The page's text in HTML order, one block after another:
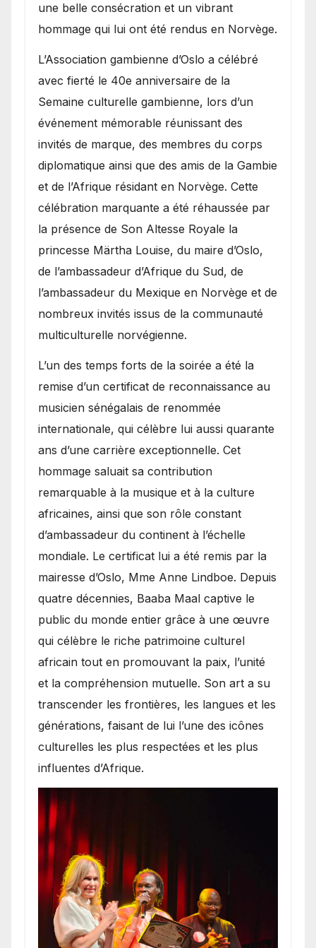
une belle consécration et un vibrant
hommage qui lui ont été rendus en Norvège.
​L’Association gambienne d’Oslo a célébré
avec fierté le 40e anniversaire de la
Semaine culturelle gambienne, lors d’un
événement mémorable réunissant des
invités de marque, des membres du corps
diplomatique ainsi que des amis de la Gambie
et de l’Afrique résidant en Norvège. Cette
célébration marquante a été réhaussée par
la présence de Son Altesse Royale la
princesse Märtha Louise, du maire d’Oslo,
de l’ambassadeur d’Afrique du Sud, de
l’ambassadeur du Mexique en Norvège et de
nombreux invités issus de la communauté
multiculturelle norvégienne.
​L’un des temps forts de la soirée a été la
remise d’un certificat de reconnaissance au
musicien sénégalais de renommée
internationale, qui célèbre lui aussi quarante
ans d’une carrière exceptionnelle. Cet
hommage saluait sa contribution
remarquable à la musique et à la culture
africaines, ainsi que son rôle constant
d’ambassadeur du continent à l’échelle
mondiale. Le certificat lui a été remis par la
mairesse d’Oslo, Mme Anne Lindboe. Depuis
quatre décennies, Baaba Maal captive le
public du monde entier grâce à une œuvre
qui célèbre le riche patrimoine culturel
africain tout en promouvant la paix, l’unité
et la compréhension mutuelle. Son art a su
transcender les frontières, les langues et les
générations, faisant de lui l’une des icônes
culturelles les plus respectées et les plus
influentes d’Afrique.